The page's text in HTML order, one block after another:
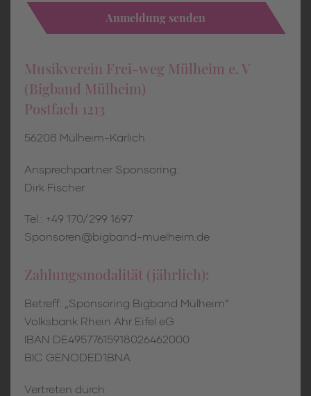
Anmeldung senden
Musikverein Frei-weg Mülheim e. V
(Bigband Mülheim)
Postfach 1213
56208 Mülheim-Kärlich
Ansprechpartner Sponsoring:
Dirk Fischer
Tel.: +49 170/299 1697
Sponsoren@bigband-muelheim.de
Zahlungsmodalität (jährlich):
Betreff: „Sponsoring Bigband Mülheim“
Volksbank Rhein Ahr Eifel eG
IBAN DE49577615918026462000
BIC GENODED1BNA
Vertreten durch: